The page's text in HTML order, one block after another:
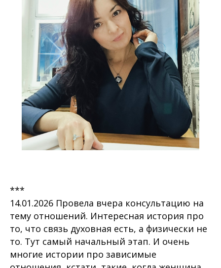
***
14.01.2026 Провела вчера консультацию на
тему отношений. Интересная история про
то, что связь духовная есть, а физически не
то. Тут самый начальный этап. И очень
многие истории про зависимые